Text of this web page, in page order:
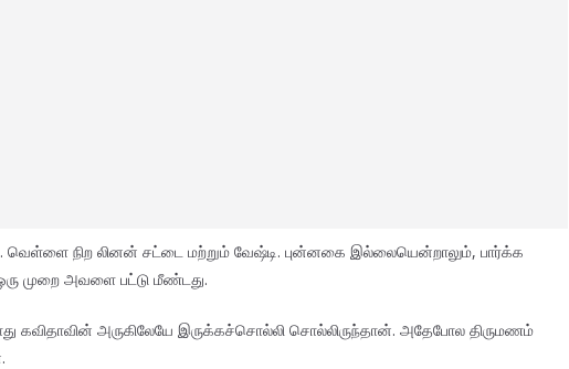
நிற லினன் சட்டை மற்றும் வேஷ்டி. புன்னகை இல்லையென்றாலும், பார்க்க
முறை அவளை பட்டு மீண்டது.
கவிதாவின் அருகிலேயே இருக்கச்சொல்லி சொல்லிருந்தான். அதேபோல திருமணம்